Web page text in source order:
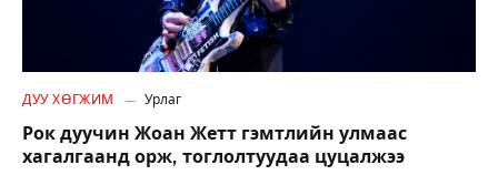
ДУУ ХӨГЖИМ Урлаг
Рок дуучин Жоан Жетт гэмтлийн улмаас
хагалгаанд орж, тоглолтуудаа цуцалжээ